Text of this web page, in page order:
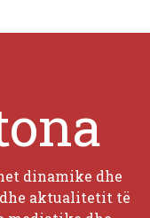
dinamike dhe
aktualitetit të